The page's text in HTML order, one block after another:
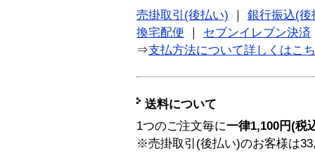
売掛取引(後払い) ｜ 銀行振込(後
換宅配便 ｜ セブンイレブン決済
⇒支払方法について詳しくはこ
送料について
1つのご注文毎に一律1,100円(税
※売掛取引(後払い)のお客様は